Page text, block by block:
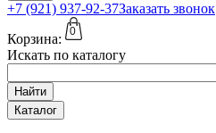
+7 (921) 937-92-37Заказать звонок
Корзина:
0
Искать по каталогу
Найти
Каталог